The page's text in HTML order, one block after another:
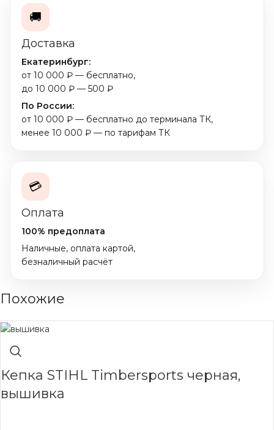
🚚
Доставка
Екатеринбург:
от 10 000 ₽ — бесплатно,
до 10 000 ₽ — 500 ₽
По России:
от 10 000 ₽ — бесплатно до терминала ТК,
менее 10 000 ₽ — по тарифам ТК
💳
Оплата
100% предоплата
Наличные, оплата картой,
безналичный расчёт
Похожие
Кепка STIHL Timbersports черная,
вышивка